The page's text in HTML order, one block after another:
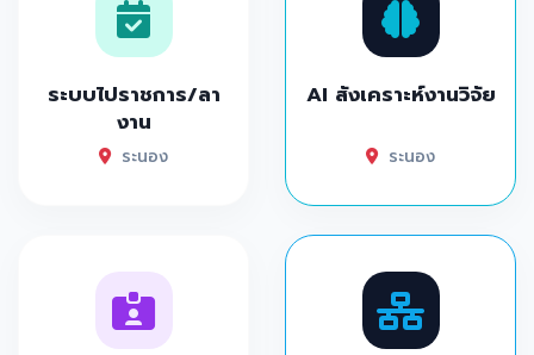
ระบบไปราชการ/ลา
งาน
ระนอง
AI สังเคราะห์งานวิจัย
ระนอง